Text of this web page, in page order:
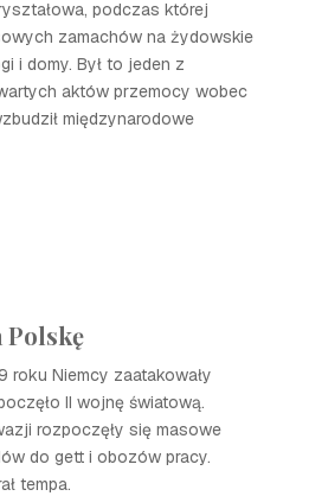
podczas której
zamachów na żydowskie
i domy. Był to jeden z
aktów przemocy wobec
międzynarodowe
Polskę
roku Niemcy zaatakowały
II wojnę światową.
rozpoczęły się masowe
do gett i obozów pracy.
tempa.